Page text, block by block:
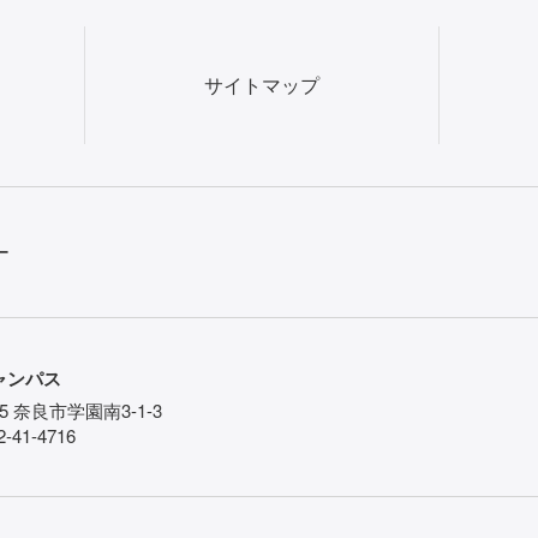
サイトマップ
ンパス
奈良市学園南3-1-3
41-4716